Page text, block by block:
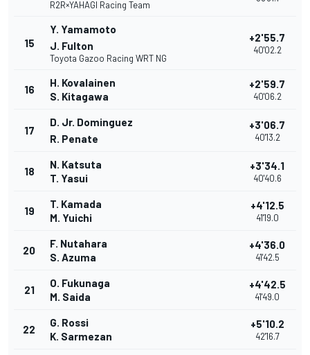
R2R×YAHAGI Racing Team
15
Y. Yamamoto
J. Fulton
Toyota Gazoo Racing WRT NG
+2'55.7
40'02.2
16
H. Kovalainen
S. Kitagawa
+2'59.7
40'06.2
17
D. Jr. Dominguez
R. Penate
+3'06.7
40'13.2
18
N. Katsuta
T. Yasui
+3'34.1
40'40.6
19
T. Kamada
M. Yuichi
+4'12.5
41'19.0
20
F. Nutahara
S. Azuma
+4'36.0
41'42.5
21
O. Fukunaga
M. Saida
+4'42.5
41'49.0
22
G. Rossi
K. Sarmezan
+5'10.2
42'16.7